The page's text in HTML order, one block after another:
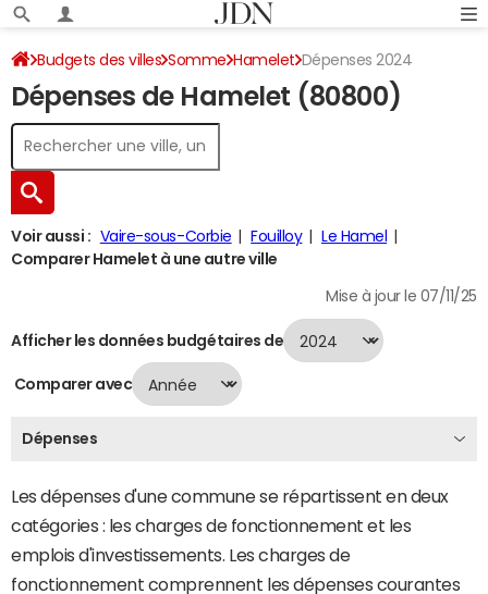
Budgets des villes Somme Hamelet Dépenses 2024
Dépenses de Hamelet (80800)
Voir aussi : Vaire-sous-Corbie Fouilloy
Le Hamel
Comparer Hamelet à une autre ville
Mise à jour le 07/11/25
Afficher les données budgétaires de
Comparer avec
Dépenses
Les dépenses d'une commune se répartissent en deux
catégories : les charges de fonctionnement et les
emplois d'investissements. Les charges de
fonctionnement comprennent les dépenses courantes